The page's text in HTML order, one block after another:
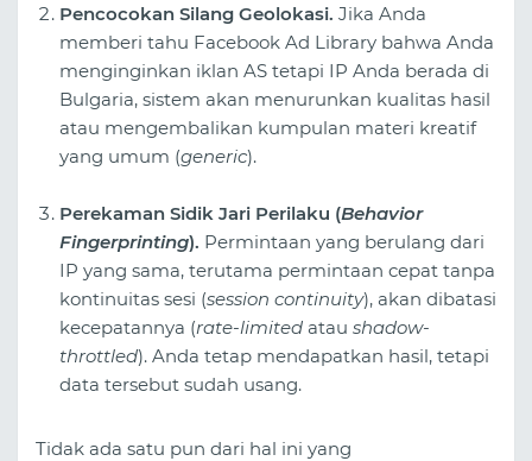
Pencocokan Silang Geolokasi. Jika Anda
memberi tahu Facebook Ad Library bahwa Anda
menginginkan iklan AS tetapi IP Anda berada di
Bulgaria, sistem akan menurunkan kualitas hasil
atau mengembalikan kumpulan materi kreatif
yang umum (generic).
Perekaman Sidik Jari Perilaku (Behavior
Fingerprinting). Permintaan yang berulang dari
IP yang sama, terutama permintaan cepat tanpa
kontinuitas sesi (session continuity), akan dibatasi
kecepatannya (rate-limited atau shadow-
throttled). Anda tetap mendapatkan hasil, tetapi
data tersebut sudah usang.
Tidak ada satu pun dari hal ini yang